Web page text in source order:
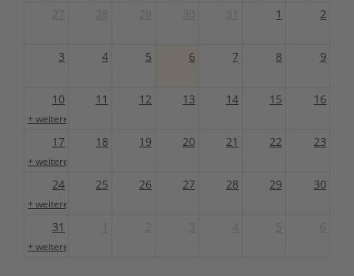
1 2
3 4 5 6 7 8 9
10
+ weitere 1
11 12 13 14 15 16
17
+ weitere 1
18 19 20 21 22 23
24
+ weitere 1
25 26 27 28 29 30
31
+ weitere 1